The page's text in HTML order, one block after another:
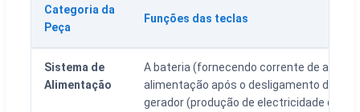
Categoria da
Peça
Funções das teclas
Sistema de
Alimentação
A bateria (fornecendo corrente de
alimentação após o desligamento do
gerador (produção de electricidade